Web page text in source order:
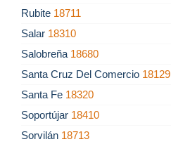
Rubite 18711
Salar 18310
Salobreña 18680
Santa Cruz Del Comercio 18129
Santa Fe 18320
Soportújar 18410
Sorvilán 18713